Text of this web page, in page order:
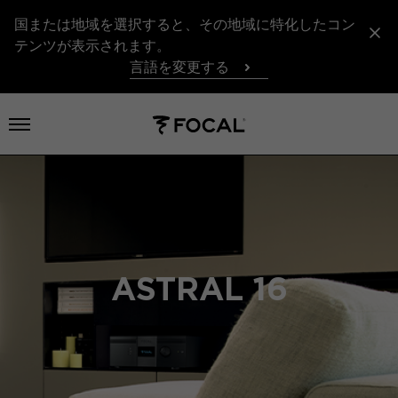
国または地域を選択すると、その地域に特化したコン
テンツが表示されます。
言語を変更する
メニューを開く
ASTRAL 16